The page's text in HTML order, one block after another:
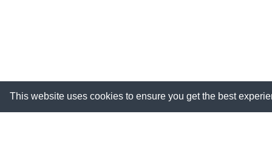
This website uses cookies to ensure you get the best